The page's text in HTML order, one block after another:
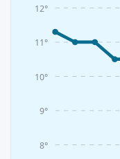
8°
9°
10°
11°
12°